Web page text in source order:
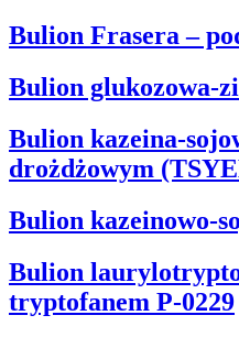
Bulion Frasera –
Bulion glukozowa-
Bulion kazeina-
drożdżowym
Bulion kazeinowo-
Bulion
tryptofanem P-0229